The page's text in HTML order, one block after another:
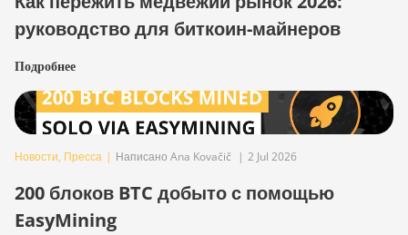
руководство для биткоин-майнеров
Подробнее
Новости, Пресса | Написано Ana Kovačič | 2 Jul 2026
200 блоков BTC добыто с помощью
EasyMining